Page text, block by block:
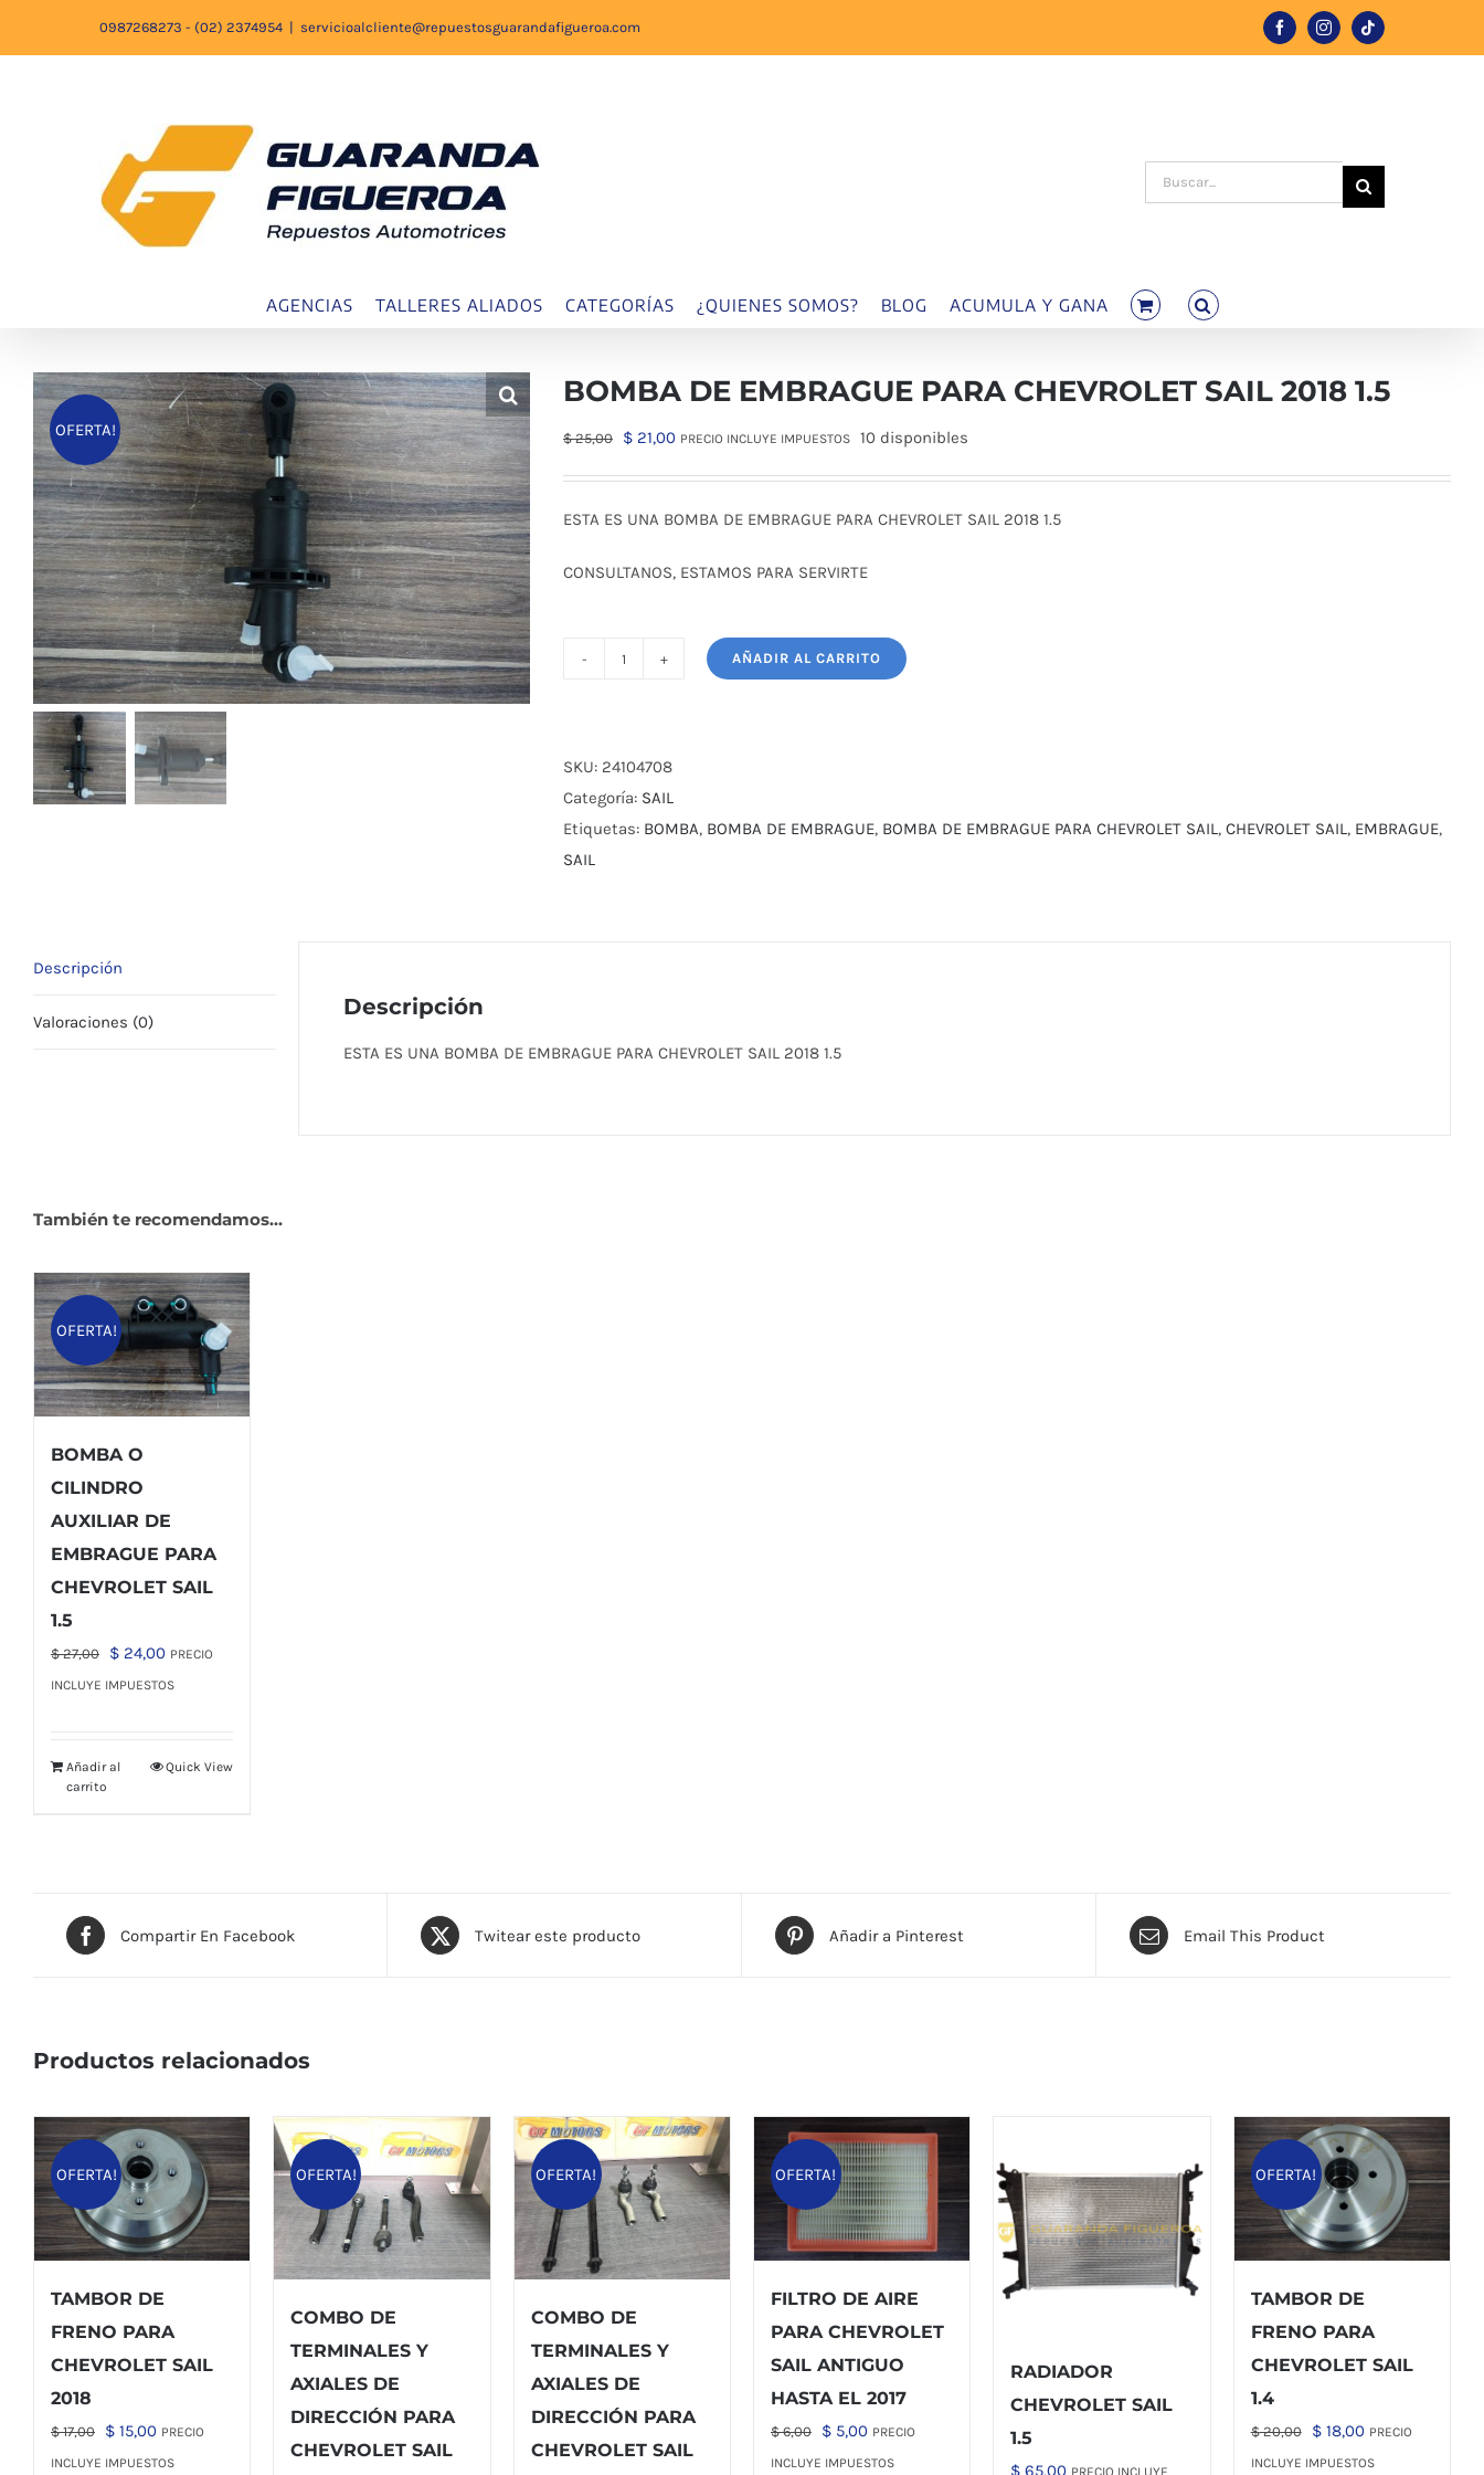
0987268273 - (02) 2374954 | servicioalcliente@repuestosguarandafigueroa.com FacebookInstagramTiktok
Buscar:
AGENCIAS TALLERES ALIADOS CATEGORÍAS ¿QUIENES SOMOS? BLOG ACUMULA Y GANA
OFERTA!
BOMBA DE EMBRAGUE PARA CHEVROLET SAIL 2018 1.5
$25,00
El
era:
$ 21,00El
es:
PRECIO INCLUYE IMPUESTOS 10 disponibles
ESTA ES UNA BOMBA DE EMBRAGUE PARA CHEVROLET SAIL 2018 1.5
CONSULTANOS, ESTAMOS PARA SERVIRTE
PARA
CHEVROLET
SAIL
AÑADIR AL CARRITO
SKU: 24104708
Categoría: SAIL
Etiquetas: BOMBA, BOMBA DE EMBRAGUE, BOMBA DE EMBRAGUE PARA CHEVROLET SAIL, CHEVROLET SAIL, EMBRAGUE,
SAIL
Descripción
Valoraciones (0)
Descripción
ESTA ES UNA BOMBA DE EMBRAGUE PARA CHEVROLET SAIL 2018 1.5
También te recomendamos…
OFERTA!
BOMBA O
CILINDRO
AUXILIAR DE
EMBRAGUE PARA
CHEVROLET SAIL
1.5
$27,00
El
precio
$ 27,00.
$ 24,00El
precio
$ 24,00.
PRECIO
INCLUYE IMPUESTOS
Añadir al
carrito
Quick View
Compartir En Facebook Twitear este producto Añadir a Pinterest Email This Product
Productos relacionados
OFERTA!
TAMBOR DE
FRENO PARA
CHEVROLET SAIL
2018
$17,00
El
precio
$ 15,00El
precio
PRECIO
INCLUYE IMPUESTOS
OFERTA!
COMBO DE
TERMINALES Y
AXIALES DE
DIRECCIÓN PARA
CHEVROLET SAIL
OFERTA!
COMBO DE
TERMINALES Y
AXIALES DE
DIRECCIÓN PARA
CHEVROLET SAIL
OFERTA!
FILTRO DE AIRE
PARA CHEVROLET
SAIL ANTIGUO
HASTA EL 2017
$6,00
El
precio
$5,00El
precio
PRECIO
INCLUYE IMPUESTOS
RADIADOR
CHEVROLET SAIL
1.5
$ 65,00 PRECIO INCLUYE
OFERTA!
TAMBOR DE
FRENO PARA
CHEVROLET SAIL
1.4
$20,00
El
precio
$18,00El
precio
PRECIO
INCLUYE IMPUESTOS